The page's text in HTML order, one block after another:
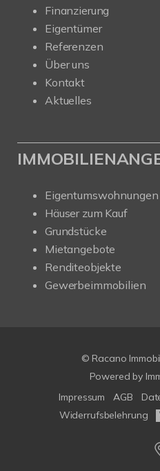
Finanzierung
Eigentümer
Referenzen
Über uns
Kontakt
Aktuelles
Eigentumswohnungen
Häuser zum Kauf
Grundstücke
Mietangebote
Renditeobjekte
Gewerbeimmobilien
© Racano
Powered by
Impressum
AGB
Widerrufsbelehrung